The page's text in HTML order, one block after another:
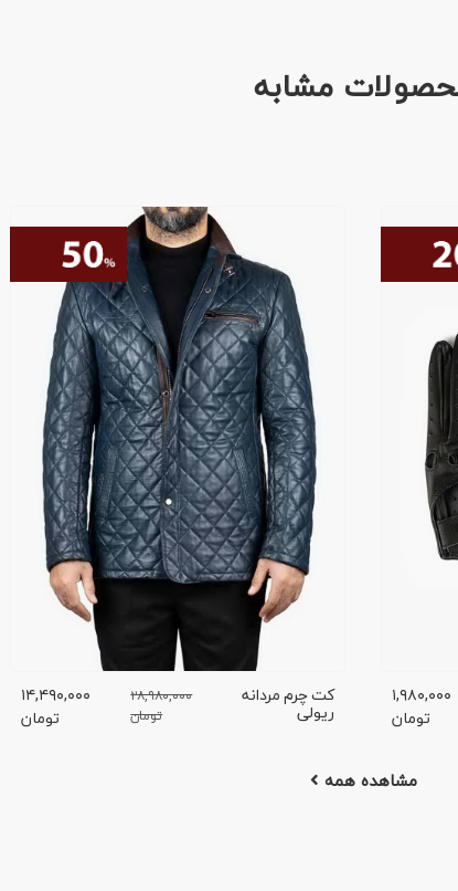
مشابه
۱,۹۸۰,۰۰۰
تومان
کت چرم مردانه
ریولی
۲۸,۹۸۰,۰۰۰
تومان
۱۴,۴۹۰,۰۰۰
تومان
مشاهده همه